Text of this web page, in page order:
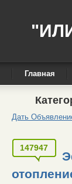
Главная
Дать
147947